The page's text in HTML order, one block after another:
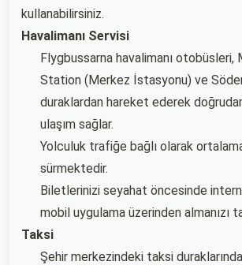
kullanabilirsiniz.
Havalimanı Servisi
Flygbussarna havalimanı otobüsleri,
Station (Merkez İstasyonu) ve
duraklardan hareket ederek
ulaşım sağlar.
Yolculuk trafiğe bağlı olarak
sürmektedir.
Biletlerinizi seyahat öncesinde
mobil uygulama üzerinden almanızı
Taksi
Şehir merkezindeki taksi